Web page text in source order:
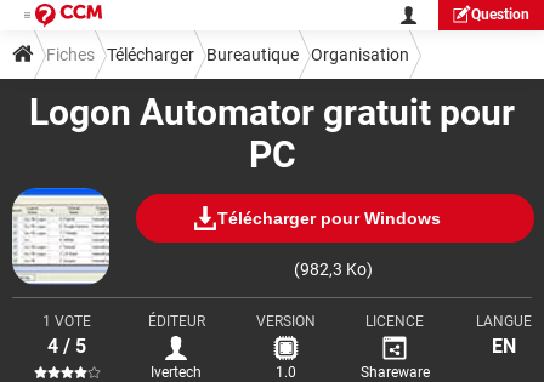
Question
Logon Automator gratuit pour
PC
Télécharger pour Windows
(982,3 Ko)
1 VOTE
4 / 5
ÉDITEUR
Ivertech
VERSION
1.0
LICENCE
Shareware
LANGUE
EN
Fiches Télécharger Bureautique Organisation